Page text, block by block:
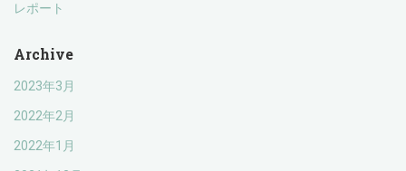
レポート
Archive
2023年3月
2022年2月
2022年1月